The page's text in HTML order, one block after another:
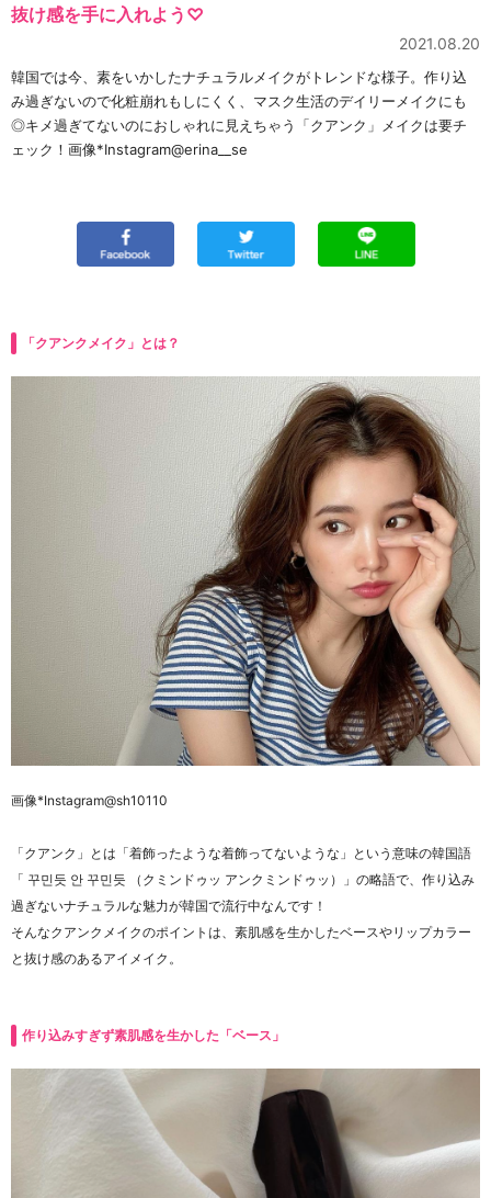
抜け感を手に入れよう♡
2021.08.20
韓国では今、素をいかしたナチュラルメイクがトレンドな様子。作り込
み過ぎないので化粧崩れもしにくく、マスク生活のデイリーメイクにも
◎キメ過ぎてないのにおしゃれに見えちゃう「クアンク」メイクは要チ
ェック！画像*Instagram@erina__se
「クアンクメイク」とは？
画像*Instagram@sh10110
「クアンク」とは「着飾ったような着飾ってないような」という意味の韓国語
「 꾸민듯 안 꾸민듯 （クミンドゥッ アンクミンドゥッ）」の略語で、 作り込み
過ぎないナチュラルな魅力が韓国で流行中なんです！
そんなクアンクメイクのポイントは、素肌感を生かしたベースやリップカラー
と抜け感のあるアイメイク。
作り込みすぎず素肌感を生かした「ベース」